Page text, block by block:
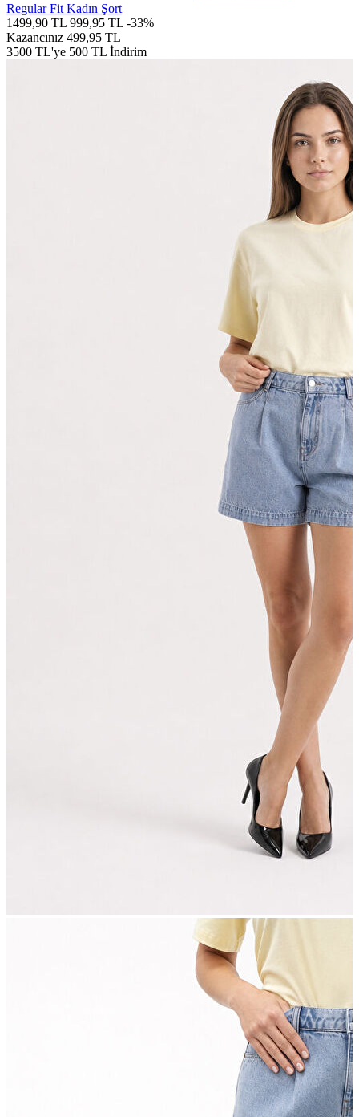
Regular Fit Kadın Şort
1499,90 TL 999,95 TL -33%
Kazancınız 499,95 TL
3500 TL'ye 500 TL İndirim